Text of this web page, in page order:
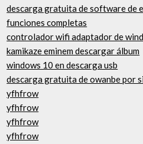
descarga gratuita de software de
funciones completas
controlador wifi adaptador de
kamikaze eminem descargar álbum
windows 10 en descarga usb
descarga gratuita de owanbe por
yfhfrow
yfhfrow
yfhfrow
yfhfrow